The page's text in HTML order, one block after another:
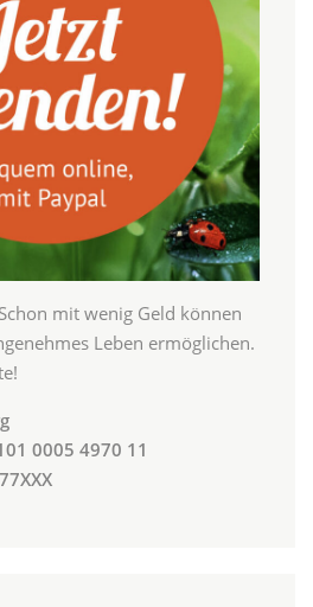
mit wenig Geld können
Leben ermöglichen.
0005 4970 11